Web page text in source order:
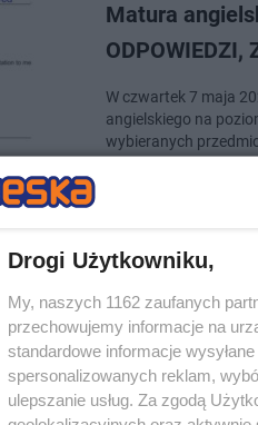
Matura
ODPOWIEDZI,
W czwartek 7 maja
angielskiego na
wybieranych
Tego
gra Wordle, o
To polecenie
angielskiego musieli
łamigłówka?
Drogi Użytkowniku,
My, naszych 1162 zaufanych
przechowujemy informacje na
standardowe informacje
spersonalizowanych reklam,
ulepszanie usług. Za zgodą